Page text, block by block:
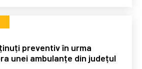
preventiv în urma
unei ambulanțe din județul